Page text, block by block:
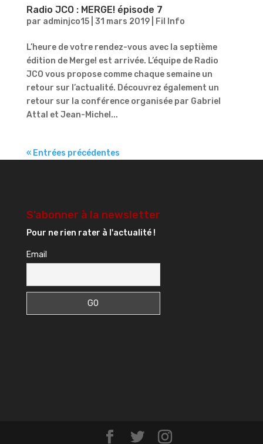
Radio JCO : MERGE! épisode 7
par adminjco15| 31 mars 2019| Fil Info
L’heure de votre rendez-vous avec la septième
édition de Merge! est arrivée. L’équipe de Radio
JCO vous propose comme chaque semaine un
retour sur l’actualité. Découvrez également un
retour sur la conférence organisée par Gabriel
Attal et Jean-Michel...
« Entrées précédentes
S’abonner à la newsletter
Pour ne rien rater à l'actualité !
Email